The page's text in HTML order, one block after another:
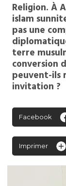
Religion. À
islam
pas une
terre
conversion
peuvent-ils
invitation ?
Facebook
Imprimer